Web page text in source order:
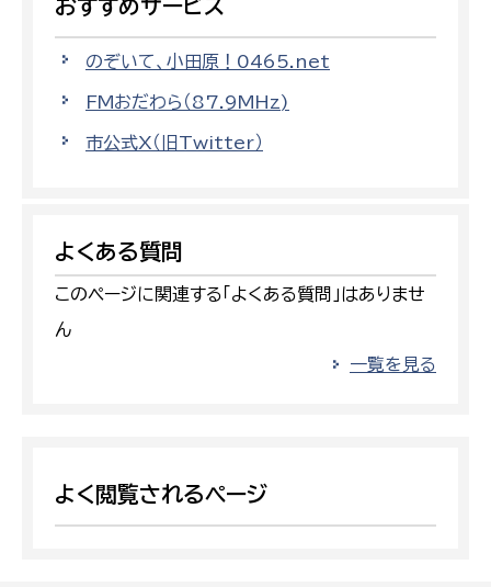
おすすめサービス
のぞいて、小田原！0465.net
FMおだわら（87.9MHz)
市公式X（旧Twitter）
よくある質問
このページに関連する「よくある質問」はありませ
ん
一覧を見る
よく閲覧されるページ